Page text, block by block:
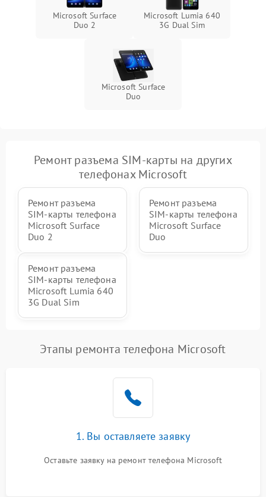
Microsoft Surface
Duo 2
Microsoft Lumia 640
3G Dual Sim
Microsoft Surface
Duo
Ремонт разъема SIM-карты на других
телефонах Microsoft
Ремонт разъема
SIM-карты телефона
Microsoft Surface
Duo 2
Ремонт разъема
SIM-карты телефона
Microsoft Surface
Duo
Ремонт разъема
SIM-карты телефона
Microsoft Lumia 640
3G Dual Sim
Этапы ремонта телефона Microsoft
1. Вы оставляете заявку
Оставьте заявку на ремонт телефона Microsoft